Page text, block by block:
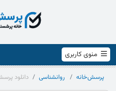
منوی کاربری
پرسش‌خانه روانشناسی دانلود